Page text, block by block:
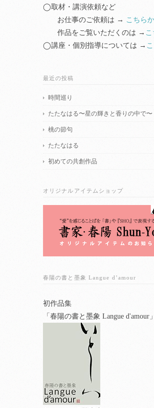
◯取材・講演依頼など
お仕事のご依頼は → こちら
作品をご覧いただくのは → こ
◯講座・個別指導については →
最近の投稿
時間巡り
たたなはる〜星の輝きと香りの中で〜
桃の節句
たたなはる
初めての共創作品
オリジナルアイテムショップ
春陽の書と墨象 Langue d’amour
初作品集
「春陽の書と墨象 Langue d'amour」